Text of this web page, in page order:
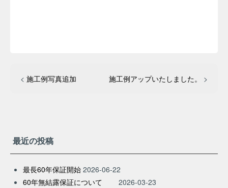
< 施工例写真追加 施工例アップいたしました。 >
最近の投稿
最長60年保証開始 2026-06-22
60年無結露保証について
2026-03-23